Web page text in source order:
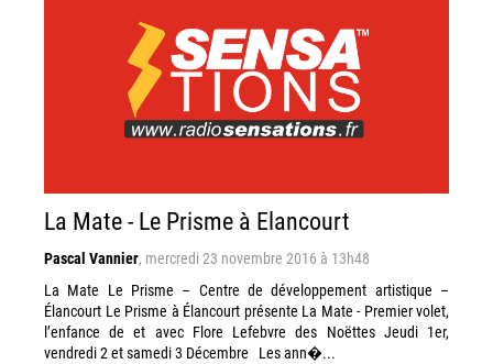
La Mate - Le Prisme à Elancourt
Pascal Vannier, mercredi 23 novembre 2016 à 13h48
La Mate Le Prisme – Centre de développement artistique –
Élancourt Le Prisme à Élancourt présente La Mate - Premier volet,
l’enfance de et avec Flore Lefebvre des Noëttes Jeudi 1er,
vendredi 2 et samedi 3 Décembre Les ann�...